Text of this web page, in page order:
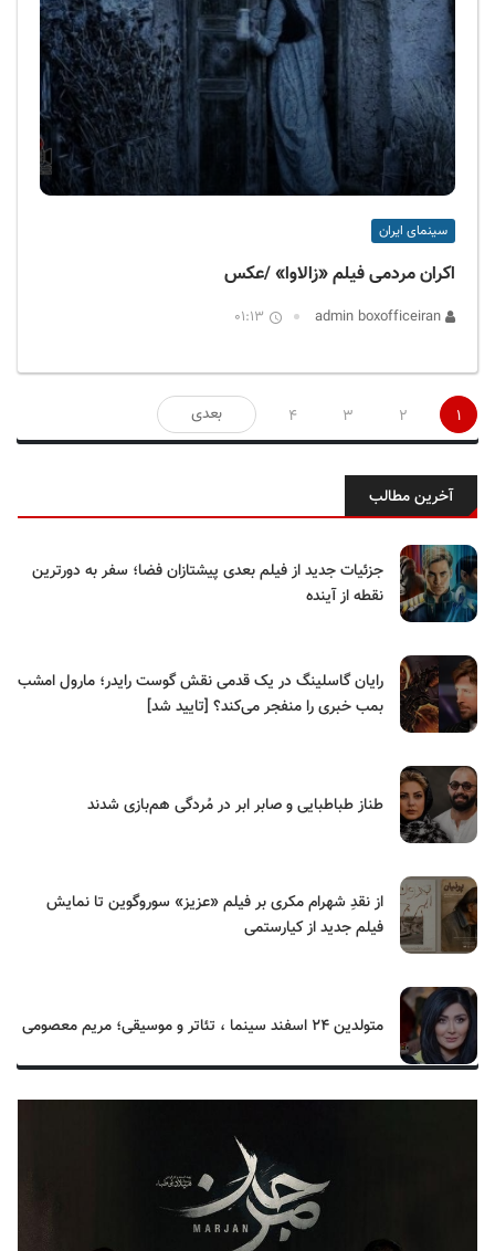
سینمای ایران
اکران مردمی فیلم «زالاوا» /عکس
01:13
صفحه‌بندی
نوشته‌ها
1
2
3
4 بعدی
آخرین مطالب
جزئیات جدید از فیلم بعدی پیشتازان فضا؛ سفر به دورترین
نقطه از آینده
رایان گاسلینگ در یک قدمی نقش گوست رایدر؛ مارول امشب
بمب خبری را منفجر می‌کند؟ [تایید شد]
طناز طباطبایی و صابر ابر در مُردگی هم‌بازی شدند
از نقدِ شهرام مکری بر فیلم «عزیز» سوروگوین تا نمایش
فیلم جدید از کیارستمی
متولدین ۲۴ اسفند سینما ، تئاتر و موسیقی؛ مریم معصومی